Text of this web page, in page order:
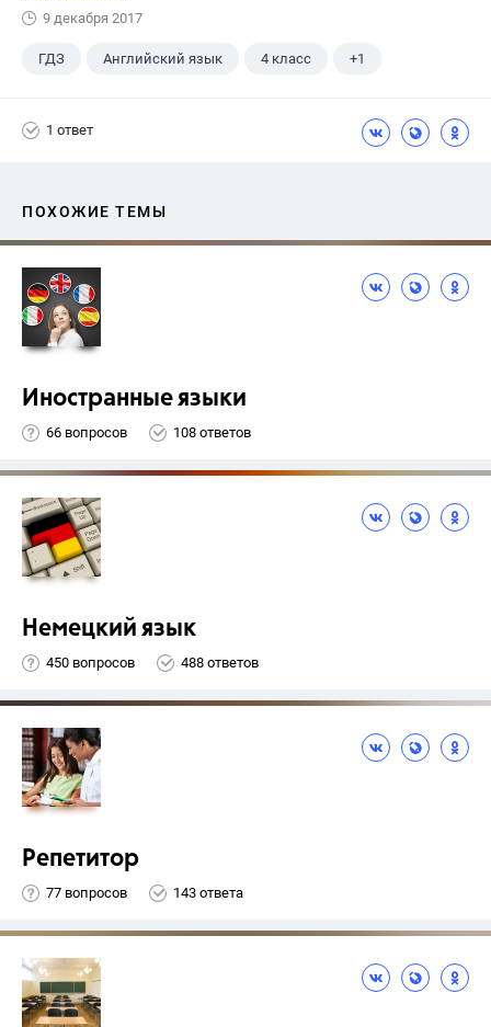
9 декабря 2017
ГДЗ Английский язык 4 класс +1
1 ответ
ПОХОЖИЕ ТЕМЫ
Иностранные языки
66 вопросов 108 ответов
Немецкий язык
450 вопросов 488 ответов
Репетитор
77 вопросов 143 ответа